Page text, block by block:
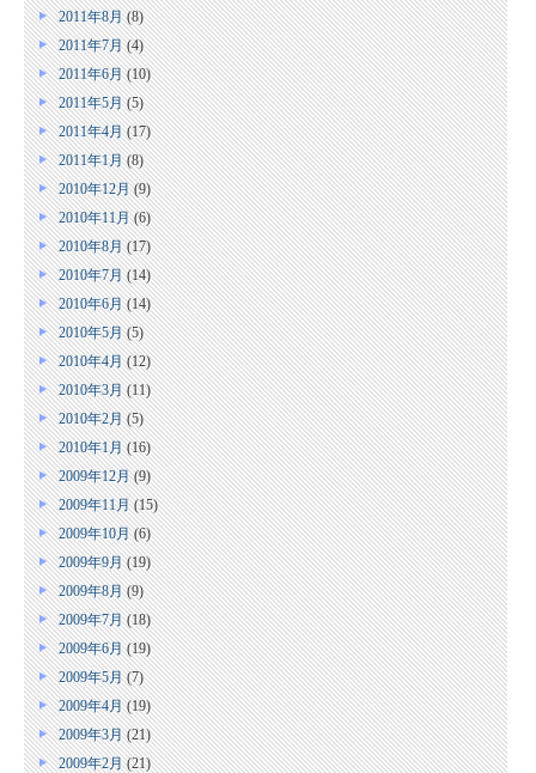
2011年8月(8)
2011年7月(4)
2011年6月(10)
2011年5月(5)
2011年4月(17)
2011年1月(8)
2010年12月(9)
2010年11月(6)
2010年8月(17)
2010年7月(14)
2010年6月(14)
2010年5月(5)
2010年4月(12)
2010年3月(11)
2010年2月(5)
2010年1月(16)
2009年12月(9)
2009年11月(15)
2009年10月(6)
2009年9月(19)
2009年8月(9)
2009年7月(18)
2009年6月(19)
2009年5月(7)
2009年4月(19)
2009年3月(21)
2009年2月(21)